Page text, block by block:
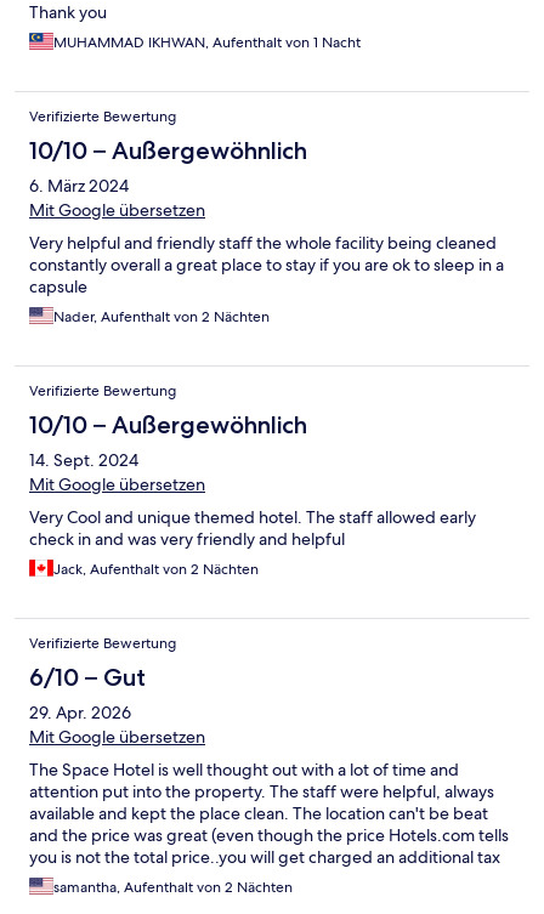
Thank you
MUHAMMAD IKHWAN, Aufenthalt von 1 Nacht
Verifizierte Bewertung
10/10 – Außergewöhnlich
6. März 2024
Mit Google übersetzen
Very helpful and friendly staff the whole facility being cleaned
constantly overall a great place to stay if you are ok to sleep in a
capsule
Nader, Aufenthalt von 2 Nächten
Verifizierte Bewertung
10/10 – Außergewöhnlich
14. Sept. 2024
Mit Google übersetzen
Very Cool and unique themed hotel. The staff allowed early
check in and was very friendly and helpful
Jack, Aufenthalt von 2 Nächten
Verifizierte Bewertung
6/10 – Gut
29. Apr. 2026
Mit Google übersetzen
The Space Hotel is well thought out with a lot of time and
attention put into the property. The staff were helpful, always
available and kept the place clean. The location can't be beat
and the price was great (even though the price Hotels.com tells
you is not the total price..you will get charged an additional tax
on arrival). My only complaints are that the whole place smelled
like men's urinal disinfectant the first few days (I stayed a
samantha, Aufenthalt von 2 Nächten